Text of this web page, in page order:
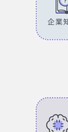
話式 AI 助
企業生成
是結合大
定與權限
員工可以